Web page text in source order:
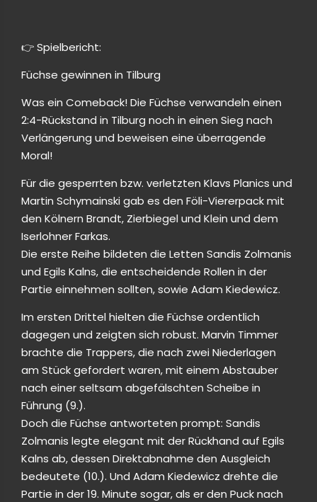
👉 Spielbericht:
Füchse gewinnen in Tilburg
Was ein Comeback! Die Füchse verwandeln einen
2:4-Rückstand in Tilburg noch in einen Sieg nach
Verlängerung und beweisen eine überragende
Moral!
Für die gesperrten bzw. verletzten Klavs Planics und
Martin Schymainski gab es den Föli-Viererpack mit
den Kölnern Brandt, Zierbiegel und Klein und dem
Iserlohner Farkas.
Die erste Reihe bildeten die Letten Sandis Zolmanis
und Egils Kalns, die entscheidende Rollen in der
Partie einnehmen sollten, sowie Adam Kiedewicz.
Im ersten Drittel hielten die Füchse ordentlich
dagegen und zeigten sich robust. Marvin Timmer
brachte die Trappers, die nach zwei Niederlagen
am Stück gefordert waren, mit einem Abstauber
nach einer seltsam abgefälschten Scheibe in
Führung (9.).
Doch die Füchse antworteten prompt: Sandis
Zolmanis legte elegant mit der Rückhand auf Egils
Kalns ab, dessen Direktabnahme den Ausgleich
bedeutete (10.). Und Adam Kiedewicz drehte die
Partie in der 19. Minute sogar, als er den Puck nach